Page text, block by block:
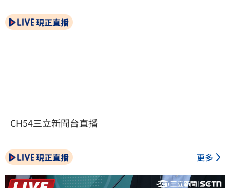
現正直播
CH54三立新聞台直播
現正直播 更多